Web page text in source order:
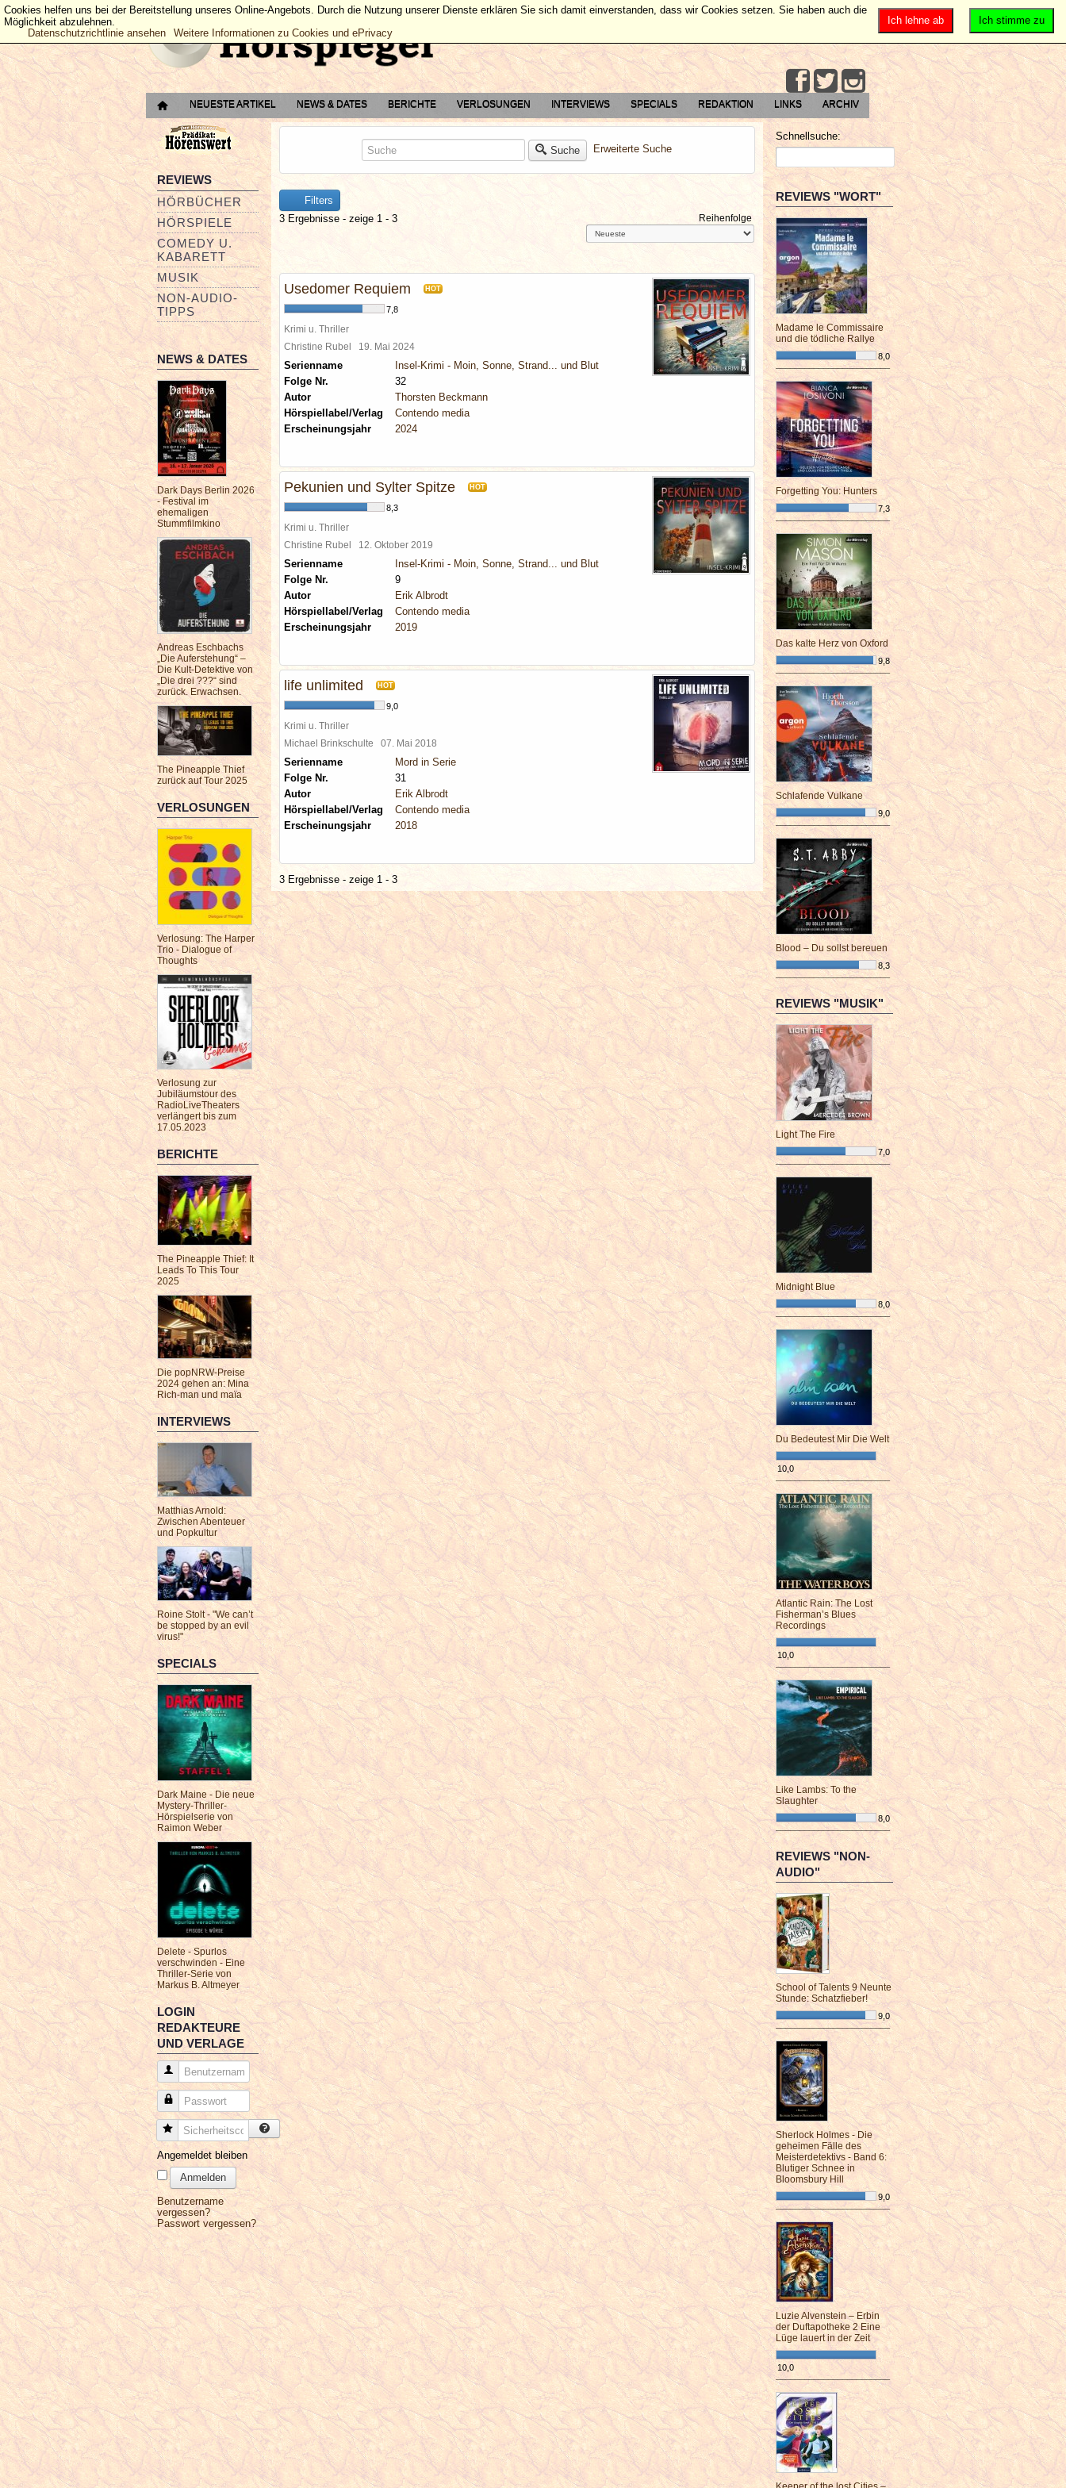
NEUESTE ARTIKEL NEWS & DATES BERICHTE VERLOSUNGEN INTERVIEWS SPECIALS REDAKTION LINKS ARCHIV
REVIEWS
HÖRBÜCHER
HÖRSPIELE
COMEDY U.
KABARETT
MUSIK
NON-AUDIO-
TIPPS
NEWS & DATES
Dark Days Berlin 2026
- Festival im
ehemaligen
Stummfilmkino
Andreas Eschbachs
„Die Auferstehung“ –
Die Kult-Detektive von
„Die drei ???“ sind
zurück. Erwachsen.
The Pineapple Thief
zurück auf Tour 2025
VERLOSUNGEN
Verlosung: The Harper
Trio - Dialogue of
Thoughts
Verlosung zur
Jubiläumstour des
RadioLiveTheaters
verlängert bis zum
17.05.2023
BERICHTE
The Pineapple Thief: It
Leads To This Tour
2025
Die popNRW-Preise
2024 gehen an: Mina
Rich-man und maïa
INTERVIEWS
Matthias Arnold:
Zwischen Abenteuer
und Popkultur
Roine Stolt - "We can’t
be stopped by an evil
virus!"
SPECIALS
Dark Maine - Die neue
Mystery-Thriller-
Hörspielserie von
Raimon Weber
Delete - Spurlos
verschwinden - Eine
Thriller-Serie von
Markus B. Altmeyer
LOGIN
REDAKTEURE
UND VERLAGE
Benutzername
Passwort
Sicherheitscode
Angemeldet bleiben
Anmelden
Benutzername
vergessen?
Passwort vergessen?
Suche Erweiterte Suche
Filters
3 Ergebnisse - zeige 1 - 3
Reihenfolge
Usedomer Requiem HOT
7,8
Krimi u. Thriller
Christine Rubel 19. Mai 2024
Serienname
Insel-Krimi - Moin, Sonne, Strand... und Blut
Folge Nr.
32
Autor
Thorsten Beckmann
Hörspiellabel/Verlag
Contendo media
Erscheinungsjahr
2024
Pekunien und Sylter Spitze HOT
8,3
Krimi u. Thriller
Christine Rubel 12. Oktober 2019
Serienname
Insel-Krimi - Moin, Sonne, Strand... und Blut
Folge Nr.
9
Autor
Erik Albrodt
Hörspiellabel/Verlag
Contendo media
Erscheinungsjahr
2019
life unlimited HOT
9,0
Krimi u. Thriller
Michael Brinkschulte 07. Mai 2018
Serienname
Mord in Serie
Folge Nr.
31
Autor
Erik Albrodt
Hörspiellabel/Verlag
Contendo media
Erscheinungsjahr
2018
3 Ergebnisse - zeige 1 - 3
Schnellsuche:
REVIEWS "WORT"
Madame le Commissaire
und die tödliche Rallye
8,0
¯¯¯¯¯¯¯¯¯¯¯¯¯¯¯¯¯¯¯¯¯¯¯¯
Forgetting You: Hunters
7,3
¯¯¯¯¯¯¯¯¯¯¯¯¯¯¯¯¯¯¯¯¯¯¯¯
Das kalte Herz von Oxford
9,8
¯¯¯¯¯¯¯¯¯¯¯¯¯¯¯¯¯¯¯¯¯¯¯¯
Schlafende Vulkane
9,0
¯¯¯¯¯¯¯¯¯¯¯¯¯¯¯¯¯¯¯¯¯¯¯¯
Blood – Du sollst bereuen
8,3
¯¯¯¯¯¯¯¯¯¯¯¯¯¯¯¯¯¯¯¯¯¯¯¯
REVIEWS "MUSIK"
Light The Fire
7,0
¯¯¯¯¯¯¯¯¯¯¯¯¯¯¯¯¯¯¯¯¯¯¯¯
Midnight Blue
8,0
¯¯¯¯¯¯¯¯¯¯¯¯¯¯¯¯¯¯¯¯¯¯¯¯
Du Bedeutest Mir Die Welt
10,0
¯¯¯¯¯¯¯¯¯¯¯¯¯¯¯¯¯¯¯¯¯¯¯¯
Atlantic Rain: The Lost
Fisherman’s Blues
Recordings
10,0
¯¯¯¯¯¯¯¯¯¯¯¯¯¯¯¯¯¯¯¯¯¯¯¯
Like Lambs: To the
Slaughter
8,0
¯¯¯¯¯¯¯¯¯¯¯¯¯¯¯¯¯¯¯¯¯¯¯¯
REVIEWS "NON-
AUDIO"
School of Talents 9 Neunte
Stunde: Schatzfieber!
9,0
¯¯¯¯¯¯¯¯¯¯¯¯¯¯¯¯¯¯¯¯¯¯¯¯
Sherlock Holmes - Die
geheimen Fälle des
Meisterdetektivs - Band 6:
Blutiger Schnee in
Bloomsbury Hill
9,0
¯¯¯¯¯¯¯¯¯¯¯¯¯¯¯¯¯¯¯¯¯¯¯¯
Luzie Alvenstein – Erbin
der Duftapotheke 2 Eine
Lüge lauert in der Zeit
10,0
¯¯¯¯¯¯¯¯¯¯¯¯¯¯¯¯¯¯¯¯¯¯¯¯
Ich stimme zu
Ich lehne ab
Cookies helfen uns bei der Bereitstellung unseres Online-Angebots. Durch die Nutzung unserer Dienste erklären Sie sich damit einverstanden, dass wir Cookies setzen. Sie haben auch die
Möglichkeit abzulehnen.
Datenschutzrichtlinie ansehen
Weitere Informationen zu Cookies und ePrivacy